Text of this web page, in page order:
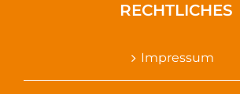
RECHTLICHES
Impressum